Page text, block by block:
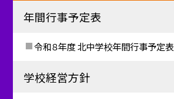
年間行事予定表
令和８年度 北中学校年間行事予定表
学校経営方針